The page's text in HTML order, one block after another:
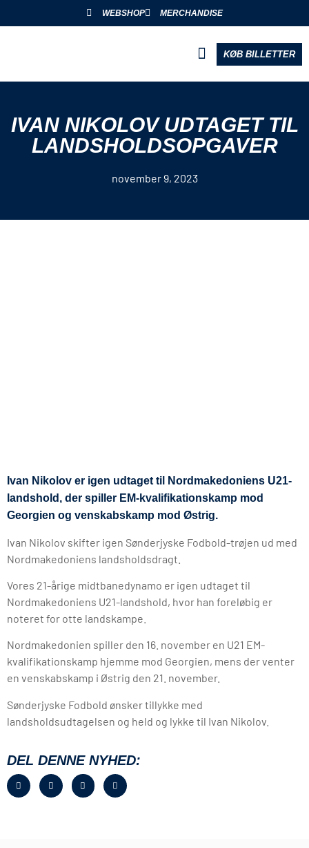
WEBSHOP MERCHANDISE
KØB BILLETTER
IVAN NIKOLOV UDTAGET TIL
LANDSHOLDSOPGAVER
november 9, 2023
Ivan Nikolov er igen udtaget til Nordmakedoniens U21-
landshold, der spiller EM-kvalifikationskamp mod
Georgien og venskabskamp mod Østrig.
Ivan Nikolov skifter igen Sønderjyske Fodbold-trøjen ud med
Nordmakedoniens landsholdsdragt.
Vores 21-årige midtbanedynamo er igen udtaget til
Nordmakedoniens U21-landshold, hvor han foreløbig er
noteret for otte landskampe.
Nordmakedonien spiller den 16. november en U21 EM-
kvalifikationskamp hjemme mod Georgien, mens der venter
en venskabskamp i Østrig den 21. november.
Sønderjyske Fodbold ønsker tillykke med
landsholdsudtagelsen og held og lykke til Ivan Nikolov.
DEL DENNE NYHED: